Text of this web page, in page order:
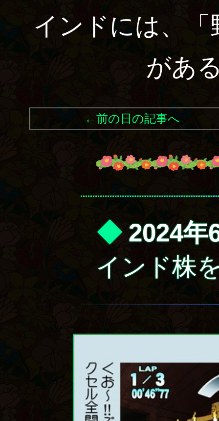
インドには、
があ
←前の日の記事へ
◆2024年
インド株